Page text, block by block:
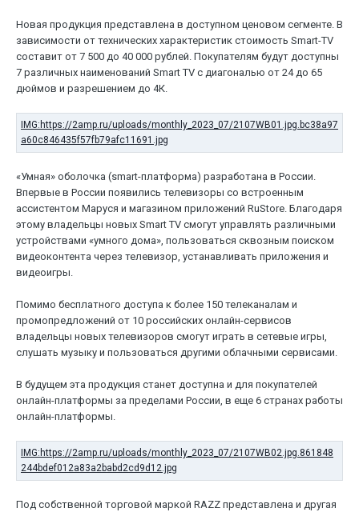
Новая продукция представлена в доступном ценовом сегменте. В
зависимости от технических характеристик стоимость Smart-TV
составит от 7 500 до 40 000 рублей. Покупателям будут доступны
7 различных наименований Smart TV с диагональю от 24 до 65
дюймов и разрешением до 4К.
«Умная» оболочка (smart-платформа) разработана в России.
Впервые в России появились телевизоры со встроенным
ассистентом Маруся и магазином приложений RuStore. Благодаря
этому владельцы новых Smart TV смогут управлять различными
устройствами «умного дома», пользоваться сквозным поиском
видеоконтента через телевизор, устанавливать приложения и
видеоигры.
Помимо бесплатного доступа к более 150 телеканалам и
промопредложений от 10 российских онлайн-сервисов
владельцы новых телевизоров смогут играть в сетевые игры,
слушать музыку и пользоваться другими облачными сервисами.
В будущем эта продукция станет доступна и для покупателей
онлайн-платформы за пределами России, в еще 6 странах работы
онлайн-платформы.
Под собственной торговой маркой RAZZ представлена и другая